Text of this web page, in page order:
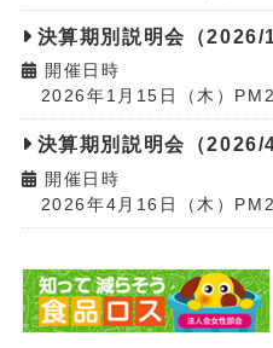
決算期別説明会（2026/
開催日時
2026年1月15日（木）
決算期別説明会（2026/
開催日時
2026年4月16日（木）